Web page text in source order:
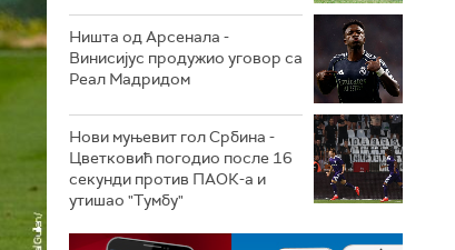
Ништа од Арсенала -
Винисијус продужио уговор са
Реал Мадридом
Нови муњевит гол Србина -
Цветковић погодио после 16
секунди против ПАОК-а и
утишао "Тумбу"